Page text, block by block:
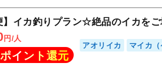
】イカ釣りプラン☆絶品のイカを
円/人
ポイント還元
アオリイカ マイカ（